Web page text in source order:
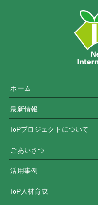
ホーム
最新情報
IoPプロジェクトについて
ごあいさつ
活用事例
IoP人材育成